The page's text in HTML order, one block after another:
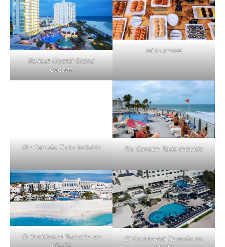
Reflect Krystal Grand
Cancun
All inclusive
Riu Cancún Todo incluido Riu Cancún Todo incluido
El Occidental Tucacún en
oferta
El Occidental Tucacún en